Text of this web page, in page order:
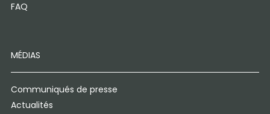
FAQ
MÉDIAS
Communiqués de presse
Actualités